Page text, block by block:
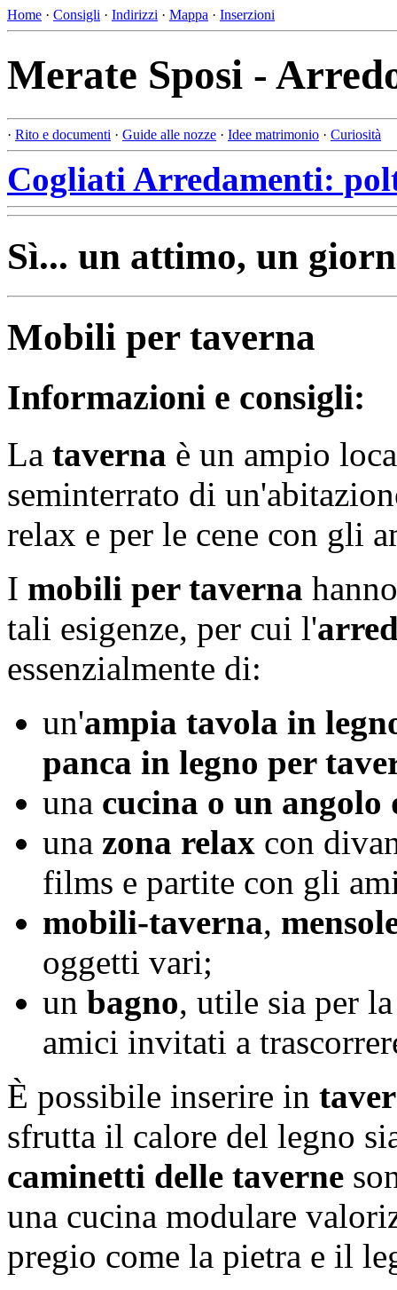
Home · Consigli · Indirizzi · Mappa · Inserzioni
Merate Sposi -
· Rito e documenti · Guide alle nozze · Idee matrimonio · Curiosità
Cogliati Arredamenti:
Sì... un attimo, un
Mobili per taverna
Informazioni e consigli:
La taverna è un ampio
seminterrato di
relax e per le cene con gli
I mobili per taverna
tali esigenze, per cui l'
essenzialmente di:
un'ampia tavola in
panca in legno per
una cucina o un
una zona relax con
films e partite con gli
mobili-taverna,
oggetti vari;
un bagno, utile sia per
amici invitati a
È possibile inserire in
sfrutta il calore del legno
caminetti delle taverne
una cucina modulare
pregio come la pietra e il